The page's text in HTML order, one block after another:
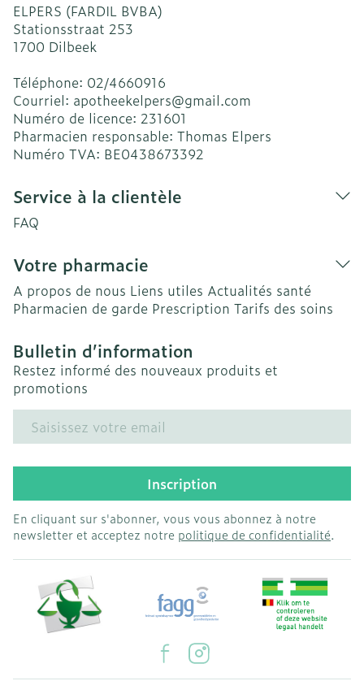
ELPERS (FARDIL BVBA)
Stationsstraat 253
1700 Dilbeek
Téléphone: 02/4660916
Courriel: apotheekelpers@gmail.com
Numéro de licence: 231601
Pharmacien responsable: Thomas Elpers
Numéro TVA: BE0438673392
Service à la clientèle
FAQ
Votre pharmacie
A propos de nous Liens utiles Actualités santé
Pharmacien de garde Prescription Tarifs des soins
Bulletin d’information
Restez informé des nouveaux produits et
promotions
Adresse mail
Inscription
En cliquant sur s'abonner, vous vous abonnez à notre
newsletter et acceptez notre politique de confidentialité.